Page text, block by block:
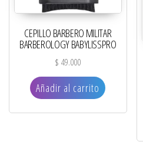
CEPILLO BARBERO MILITAR
BARBEROLOGY BABYLISSPRO
$ 49.000
Añadir al carrito